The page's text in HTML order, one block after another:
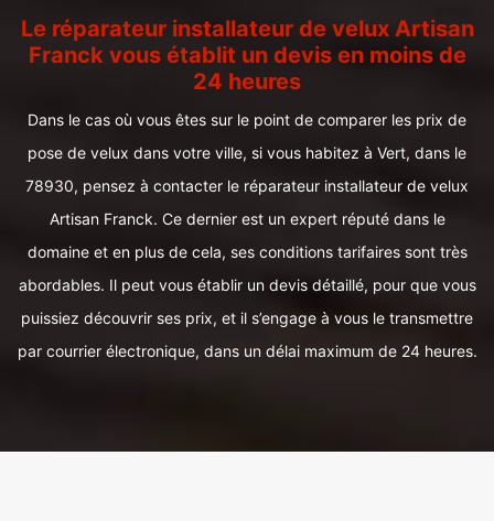
Le réparateur installateur de velux Artisan
Franck vous établit un devis en moins de
24 heures
Dans le cas où vous êtes sur le point de comparer les prix de
pose de velux dans votre ville, si vous habitez à Vert, dans le
78930, pensez à contacter le réparateur installateur de velux
Artisan Franck. Ce dernier est un expert réputé dans le
domaine et en plus de cela, ses conditions tarifaires sont très
abordables. Il peut vous établir un devis détaillé, pour que vous
puissiez découvrir ses prix, et il s’engage à vous le transmettre
par courrier électronique, dans un délai maximum de 24 heures.